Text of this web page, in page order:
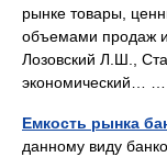
рынке товары,
объемами продаж и
Лозовский Л.Ш.,
экономический…
Емкость рынка
данному виду